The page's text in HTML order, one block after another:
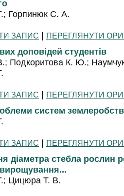
Горпинюк С. А.
ЗАПИС | ПЕРЕГЛЯНУТИ
доповідей студентів
Подкоритова К. Ю.;
ЗАПИС | ПЕРЕГЛЯНУТИ
систем
ЗАПИС | ПЕРЕГЛЯНУТИ
діаметра стебла рослин
вирощування...
Цицюра Т. В.